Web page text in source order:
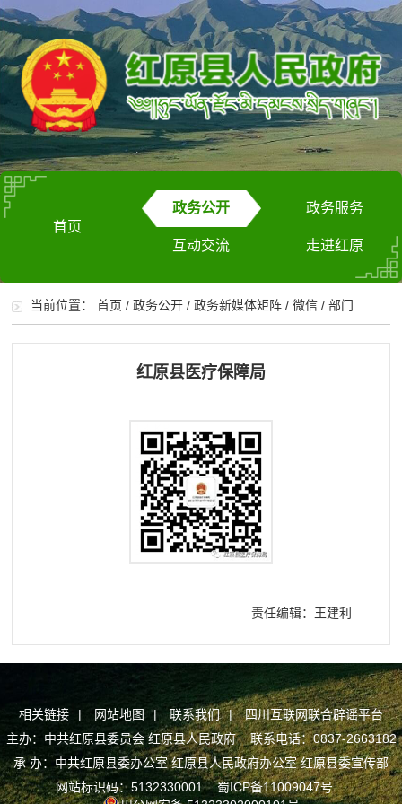
首页
政务公开 政务服务
互动交流 走进红原
当前位置：首页 /政务公开 /政务新媒体矩阵 /微信 /部门
红原县医疗保障局
责任编辑：王建利
相关链接 | 网站地图 | 联系我们 |
四川互联网联合辟谣平台
主办：中共红原县委员会 红原县人民政府 联系电话：0837-2663182
承 办：中共红原县委办公室 红原县人民政府办公室 红原县委宣传部
网站标识码：5132330001蜀ICP备11009047号